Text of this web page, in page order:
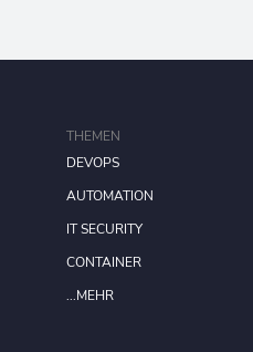
THEMEN
DEVOPS
AUTOMATION
IT SECURITY
CONTAINER
...MEHR